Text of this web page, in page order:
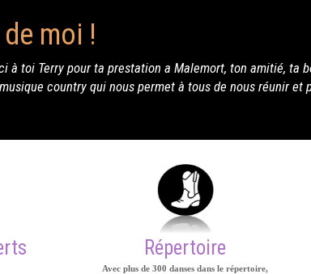
moi !
ton amitié, ta bonne humeur, ton enthousiasme à
de nous réunir et partager sur la piste ces merveilleux
Répertoire
Avec plus de 300 danses dans le répertoire,